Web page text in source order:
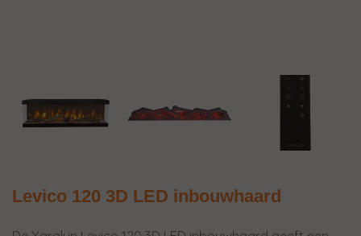
Levico 120 3D LED inbouwhaard